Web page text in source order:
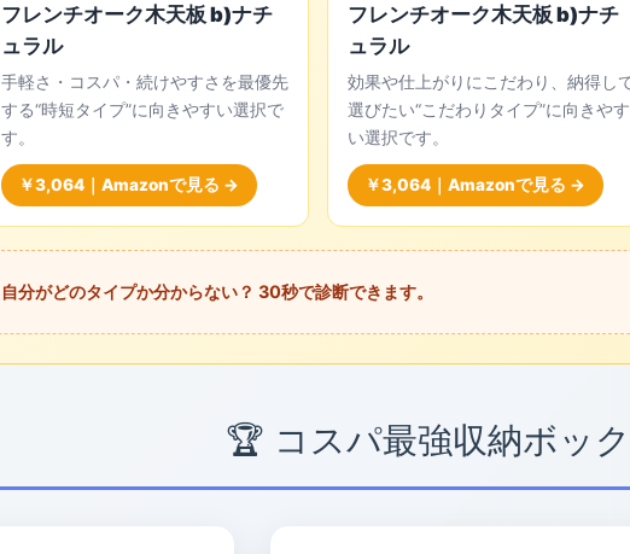
フレンチオーク木天板 b)ナチ
ュラル
手軽さ・コスパ・続けやすさを最優先
する“時短タイプ”に向きやすい選択で
す。
￥3,064｜Amazonで見る →
フレンチオーク木天板 b)ナチ
ュラル
効果や仕上がりにこだわり、納得し
選びたい“こだわりタイプ”に向きやす
い選択です。
￥3,064｜Amazonで見る →
自分がどのタイプか分からない？ 30秒で診断できます。
🏆 コスパ最強収納ボッ